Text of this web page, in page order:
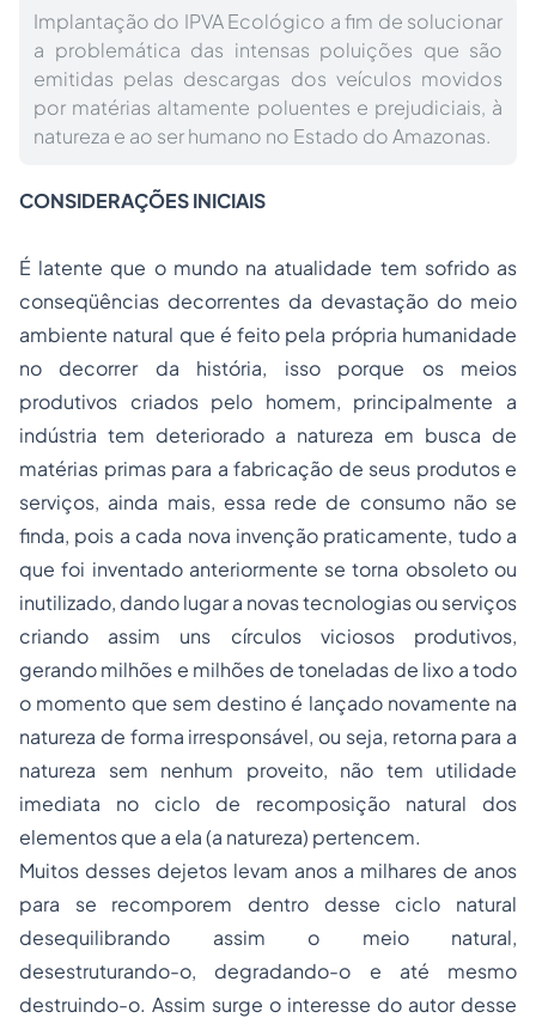
Implantação do IPVA Ecológico a fim de solucionar
a problemática das intensas poluições que são
emitidas pelas descargas dos veículos movidos
por matérias altamente poluentes e prejudiciais, à
natureza e ao ser humano no Estado do Amazonas.
CONSIDERAÇÕES INICIAIS
É latente que o mundo na atualidade tem sofrido as
conseqüências decorrentes da devastação do meio
ambiente natural que é feito pela própria humanidade
no decorrer da história, isso porque os meios
produtivos criados pelo homem, principalmente a
indústria tem deteriorado a natureza em busca de
matérias primas para a fabricação de seus produtos e
serviços, ainda mais, essa rede de consumo não se
finda, pois a cada nova invenção praticamente, tudo a
que foi inventado anteriormente se torna obsoleto ou
inutilizado, dando lugar a novas tecnologias ou serviços
criando assim uns círculos viciosos produtivos,
gerando milhões e milhões de toneladas de lixo a todo
o momento que sem destino é lançado novamente na
natureza de forma irresponsável, ou seja, retorna para a
natureza sem nenhum proveito, não tem utilidade
imediata no ciclo de recomposição natural dos
elementos que a ela (a natureza) pertencem.
Muitos desses dejetos levam anos a milhares de anos
para se recomporem dentro desse ciclo natural
desequilibrando assim o meio natural,
desestruturando-o, degradando-o e até mesmo
destruindo-o. Assim surge o interesse do autor desse